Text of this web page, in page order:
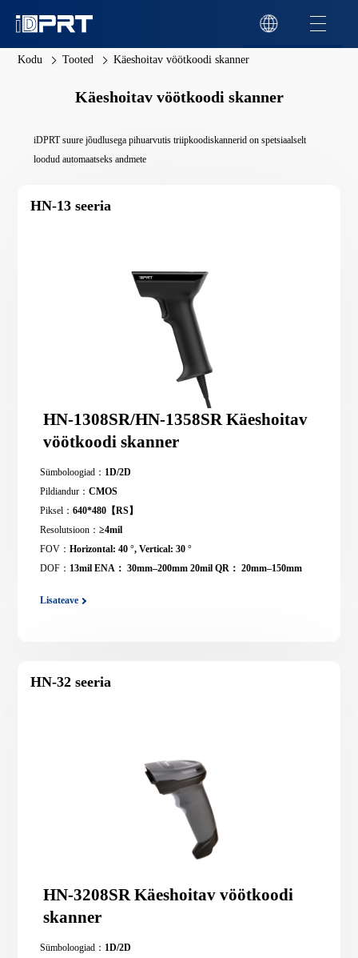
Kodu Tooted Käeshoitav vöötkoodi skanner
Käeshoitav vöötkoodi skanner
iDPRT suure jõudlusega pihuarvutis triipkoodiskannerid on spetsiaalselt
loodud automaatseks andmete
HN-13 seeria
HN-1308SR/HN-1358SR Käeshoitav
vöötkoodi skanner
Sümboloogiad： 1D/2D
Pildiandur：CMOS
Piksel：640*480【RS】
Resolutsioon：≥4mil
FOV：Horizontal: 40 °, Vertical: 30 °
DOF： 13mil ENA： 30mm–200mm 20mil QR： 20mm–150mm
Lisateave
HN-32 seeria
HN-3208SR Käeshoitav vöötkoodi
skanner
Sümboloogiad： 1D/2D